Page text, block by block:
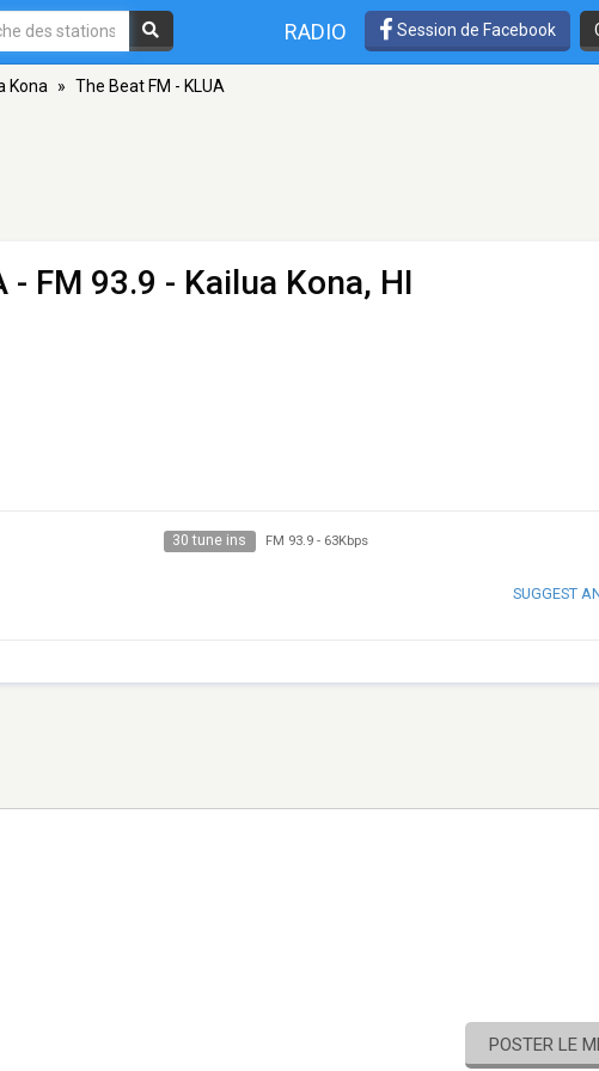
RADIO Session de Facebook
Kona » The Beat FM - KLUA
- FM 93.9 - Kailua Kona, HI
30 tune ins FM 93.9- 63Kbps
SUGGEST
POSTER LE